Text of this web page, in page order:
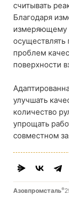
считывать
Благодаря
измеряющему
проблем
поверхности
улучшать
количество
упрощать
совместном
Азовпромсталь®